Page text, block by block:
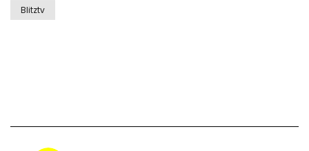
incredibile
Blitztv